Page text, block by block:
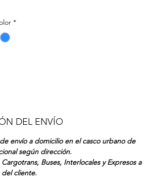
*
DEL ENVÍO
envío a domicilio en el casco urbano de
según dirección.
Buses, Interlocales y Expresos a
del cliente.